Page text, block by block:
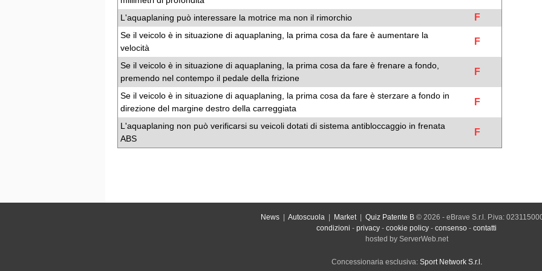
L'aquaplaning può interessare la motrice ma non il rimorchio
F
Se il veicolo è in situazione di aquaplaning, la prima cosa da fare è aumentare la
velocità
F
Se il veicolo è in situazione di aquaplaning, la prima cosa da fare è frenare a fondo,
premendo nel contempo il pedale della frizione
F
Se il veicolo è in situazione di aquaplaning, la prima cosa da fare è sterzare a fondo in
direzione del margine destro della carreggiata
F
L'aquaplaning non può verificarsi su veicoli dotati di sistema antibloccaggio in frenata
ABS
F
News Autoscuola Market| Quiz Patente B © 2026 - eBrave S.r.l. P.iva:
condizioni - privacy - cookie policy - consenso - contatti
hosted by ServerWeb.net
Concessionaria esclusiva: Sport Network S.r.l.